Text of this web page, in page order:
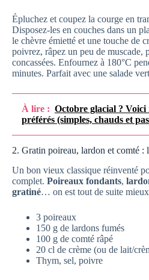
Épluchez et coupez la courge en
Disposez-les en couches dans un
le chèvre émietté et une touche de
poivrez, râpez un peu de muscade,
concassées. Enfournez à 180°C
minutes. Parfait avec une salade
À lire : Octobre glacial ? Voici
préférés (simples, chauds et
2. Gratin poireau, lardon et comté :
Un bon vieux classique réinventé
complet. Poireaux fondants,
gratiné… on est tout de suite
3 poireaux
150 g de lardons fumés
100 g de comté râpé
20 cl de crème (ou de lait/
Thym, sel, poivre